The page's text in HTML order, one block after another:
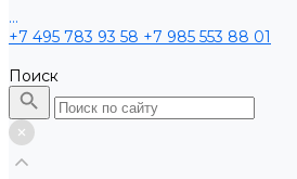
...
+7 495 783 93 58 +7 985 553 88 01
Поиск